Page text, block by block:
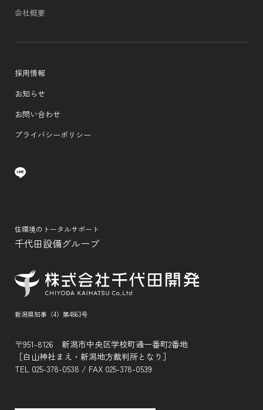
会社概要
採用情報
お知らせ
お問い合わせ
プライバシーポリシー
住環境のトータルサポート
千代田設備グループ
新潟県知事（4）第4863号
〒951-8126 新潟市中央区学校町通一番町2番地
［白山神社まえ・新潟地方裁判所となり］
TEL 025-378-0538 / FAX 025-378-0539